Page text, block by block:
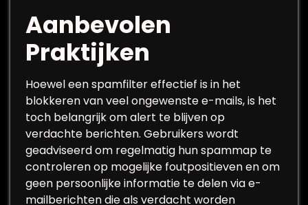
Aanbevolen
Praktijken
Hoewel een spamfilter effectief is in het
blokkeren van veel ongewenste e-mails, is het
toch belangrijk om alert te blijven op
verdachte berichten. Gebruikers wordt
geadviseerd om regelmatig hun spammap te
controleren op mogelijke foutpositieven en om
geen persoonlijke informatie te delen via e-
mailberichten die als verdacht worden